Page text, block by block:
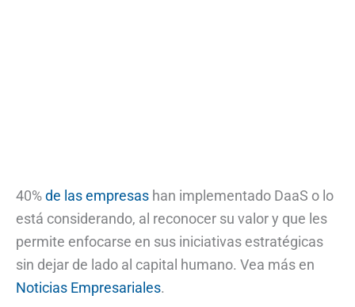
40%de las empresas han implementado DaaS o lo
está considerando, al reconocer su valor y que les
permite enfocarse en sus iniciativas estratégicas
sin dejar de lado al capital humano. Vea más en
Noticias Empresariales.